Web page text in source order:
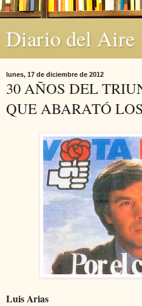
Diario del Aire
lunes, 17 de diciembre de 2012
30 AÑOS DEL
QUE ABARATÓ
Luis Arias